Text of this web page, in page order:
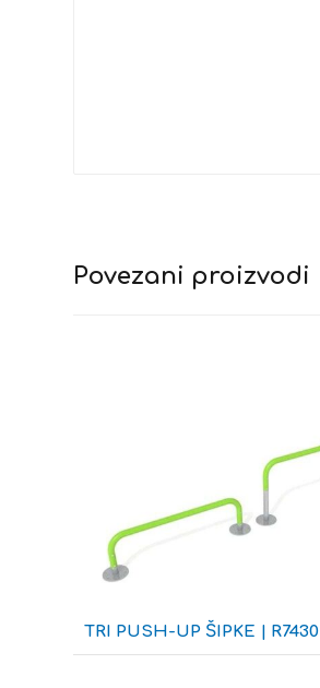
Povezani proizvodi
TRI PUSH-UP ŠIPKE | R7430